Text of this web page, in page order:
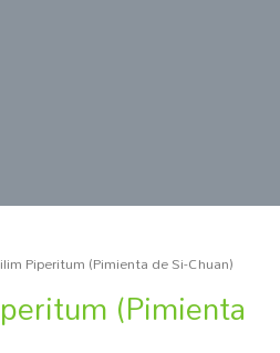
Piperitum (Pimienta de Si-Chuan)
(Pimienta